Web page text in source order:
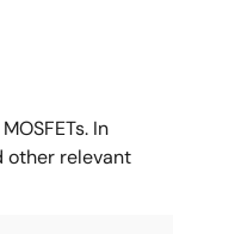
In
other relevant